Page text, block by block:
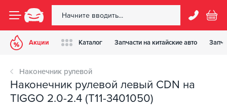
Акции Каталог Запчасти на китайские авто
Наконечник рулевой
Наконечник рулевой левый CDN на
TIGGO 2.0-2.4 (T11-3401050)